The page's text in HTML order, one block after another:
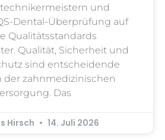
und
Dental-Überprüfung auf
Qualitätsstandards
Qualität, Sicherheit und
sind entscheidende
der zahnmedizinischen
Das
Hirsch 14. Juli 2026